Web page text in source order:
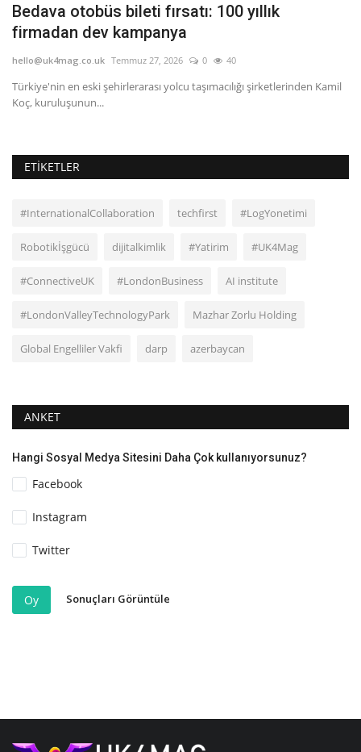
Bedava otobüs bileti fırsatı: 100 yıllık
firmadan dev kampanya
hello@uk4mag.co.uk Temmuz 27, 2026 0 40
Türkiye'nin en eski şehirlerarası yolcu taşımacılığı şirketlerinden Kamil
Koç, kuruluşunun...
ETIKETLER
#InternationalCollaboration techfirst #LogYonetimi
Robotikİşgücü dijitalkimlik #Yatirim #UK4Mag
#ConnectiveUK #LondonBusiness AI institute
#LondonValleyTechnologyPark Mazhar Zorlu Holding
Global Engelliler Vakfi darp azerbaycan
ANKET
Hangi Sosyal Medya Sitesini Daha Çok kullanıyorsunuz?
Facebook
Instagram
Twitter
Oy Sonuçları Görüntüle